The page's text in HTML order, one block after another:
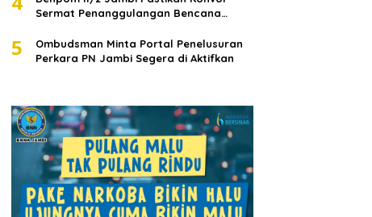
Sermat Penanggulangan Bencana
5
Ombudsman Minta Portal Penelusuran
Perkara PN Jambi Segera di Aktifkan